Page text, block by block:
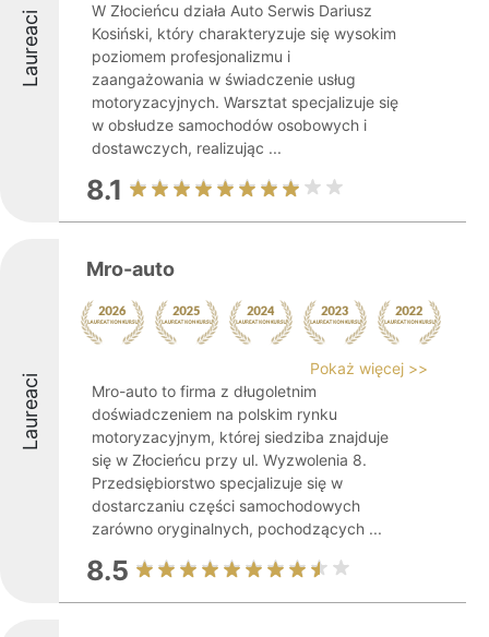
Laureaci
W Złocieńcu działa Auto Serwis Dariusz
Kosiński, który charakteryzuje się wysokim
poziomem profesjonalizmu i
zaangażowania w świadczenie usług
motoryzacyjnych. Warsztat specjalizuje się
w obsłudze samochodów osobowych i
dostawczych, realizując ...
8.1
Laureaci
Mro-auto
Pokaż więcej >>
Mro-auto to firma z długoletnim
doświadczeniem na polskim rynku
motoryzacyjnym, której siedziba znajduje
się w Złocieńcu przy ul. Wyzwolenia 8.
Przedsiębiorstwo specjalizuje się w
dostarczaniu części samochodowych
zarówno oryginalnych, pochodzących ...
8.5